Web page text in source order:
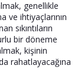
genellikle
ve ihtiyaçlarının
sıkıntıların
bir döneme
kişinin
rahatlayacağına